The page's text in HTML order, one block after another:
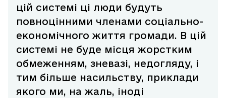
цій системі ці люди будуть
повноцінними членами соціально-
економічного життя громади. В цій
системі не буде місця жорстким
обмеженням, зневазі, недогляду, і
тим більше насильству, приклади
якого ми, на жаль, іноді